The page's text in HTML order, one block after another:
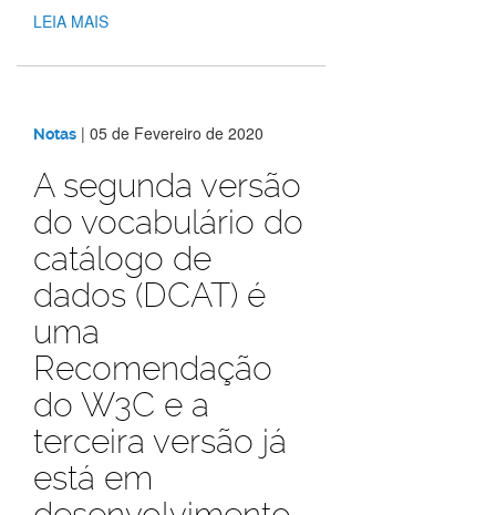
LEIA MAIS
Notas | 05 de Fevereiro de 2020
A segunda versão
do vocabulário do
catálogo de
dados (DCAT) é
uma
Recomendação
do W3C e a
terceira versão já
está em